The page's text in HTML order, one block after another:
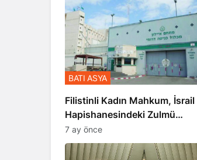
Filistinli Kadın Mahkum, İsrail
Hapishanesindeki Zulmü
Anlattı
BATI ASYA
7 ay önce